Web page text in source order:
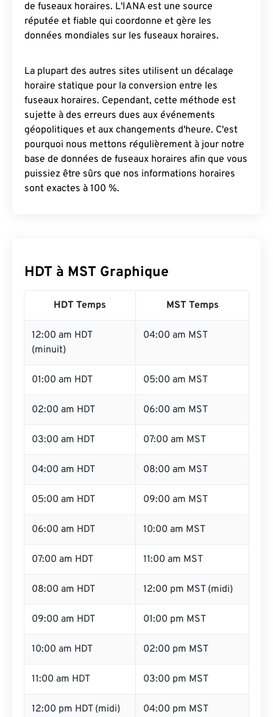
de fuseaux horaires. L'IANA est une source
réputée et fiable qui coordonne et gère les
données mondiales sur les fuseaux horaires.
La plupart des autres sites utilisent un décalage
horaire statique pour la conversion entre les
fuseaux horaires. Cependant, cette méthode est
sujette à des erreurs dues aux événements
géopolitiques et aux changements d'heure. C'est
pourquoi nous mettons régulièrement à jour notre
base de données de fuseaux horaires afin que vous
puissiez être sûrs que nos informations horaires
sont exactes à 100 %.
HDT à MST Graphique
HDT Temps MST Temps
12:00 am HDT
(minuit)
04:00 am MST
01:00 am HDT 05:00 am MST
02:00 am HDT 06:00 am MST
03:00 am HDT 07:00 am MST
04:00 am HDT 08:00 am MST
05:00 am HDT 09:00 am MST
06:00 am HDT 10:00 am MST
07:00 am HDT 11:00 am MST
08:00 am HDT 12:00 pm MST (midi)
09:00 am HDT 01:00 pm MST
10:00 am HDT 02:00 pm MST
11:00 am HDT 03:00 pm MST
12:00 pm HDT (midi) 04:00 pm MST